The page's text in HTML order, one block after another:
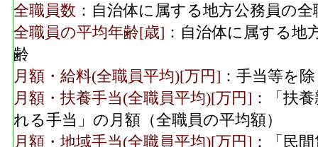
全職員数 ：自治体に属する地方公務員の
全職員の平均年齢[歳] ：自治体に属する地
齢
月額・給料(全職員平均)[万円] ：手当等を
月額・扶養手当(全職員平均)[万円] ：「扶
れる手当」の月額（全職員の平均額）
月額・地域手当(全職員平均)[万円] ：「民